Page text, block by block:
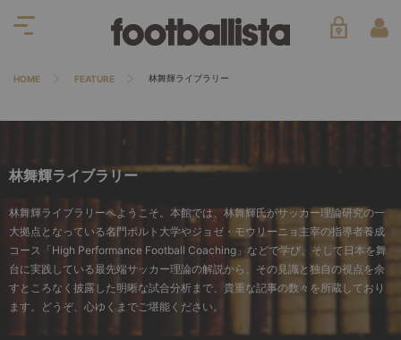
HOME FEATURE 林舞輝ライブラリー
林舞輝ライブラリー
林舞輝ライブラリーへようこそ。本館では、林舞輝氏がサッカー理論研究の一
大拠点となっている名門ポルト大学やジョゼ・モウリーニョ主宰の指導者養成
コース「High Performance Football Coaching」などで学び、そして日本を舞
台に実践している最先端サッカー理論の解説から、その見識と独自の視点を余
すところなく披露した明晰な試合分析まで、貴重な記事の数々を所蔵しており
ます。どうぞ、心ゆくまでご堪能ください。